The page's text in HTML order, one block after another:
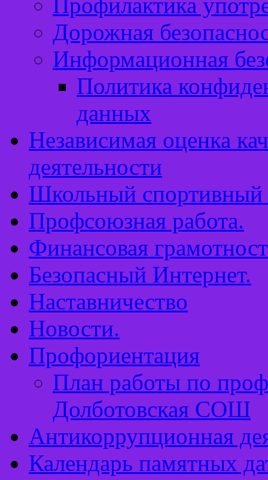
Дорожная
Информационная
Политика
данных
Независимая оценка
деятельности
Школьный спортивный
Профсоюзная работа.
Финансовая
Безопасный Интернет.
Наставничество
Новости.
Профориентация
План работы по
Долботовская СОШ
Антикоррупционная
Календарь памятных